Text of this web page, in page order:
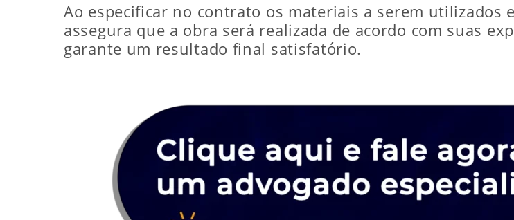
Ao especificar no contrato os materiais a serem utilizados
assegura que a obra será realizada de acordo com suas
garante um resultado final satisfatório.